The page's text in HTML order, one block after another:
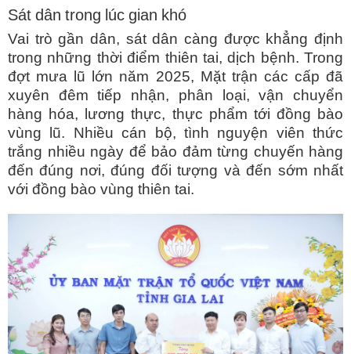
Sát dân trong lúc gian khó
Vai trò gần dân, sát dân càng được khẳng định
trong những thời điểm thiên tai, dịch bệnh. Trong
đợt mưa lũ lớn năm 2025, Mặt trận các cấp đã
xuyên đêm tiếp nhận, phân loại, vận chuyển
hàng hóa, lương thực, thực phẩm tới đồng bào
vùng lũ. Nhiều cán bộ, tình nguyện viên thức
trắng nhiều ngày để bảo đảm từng chuyến hàng
đến đúng nơi, đúng đối tượng và đến sớm nhất
với đồng bào vùng thiên tai.